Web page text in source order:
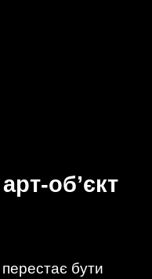
об’єкт
бути